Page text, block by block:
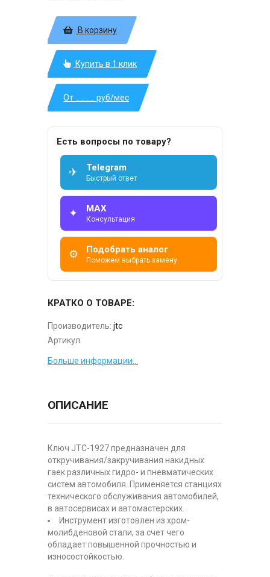
В корзину
Купить в 1 клик
От ____ руб/мес
Есть вопросы по товару?
✈ Telegram
Быстрый ответ
✦ MAX
Консультация
⚙ Подобрать аналог
Поможем выбрать замену
КРАТКО О ТОВАРЕ:
Производитель: jtc
Артикул:
Больше информации...
ОПИСАНИЕ
Ключ JTC-1927 предназначен для
откручивания/закручивания накидных
гаек различных гидро- и пневматических
систем автомобиля. Применяется станциях
технического обслуживания автомобилей,
в автосервисах и автомастерских.
Инструмент изготовлен из хром-
молибденовой стали, за счет чего
обладает повышенной прочностью и
износостойкостью.